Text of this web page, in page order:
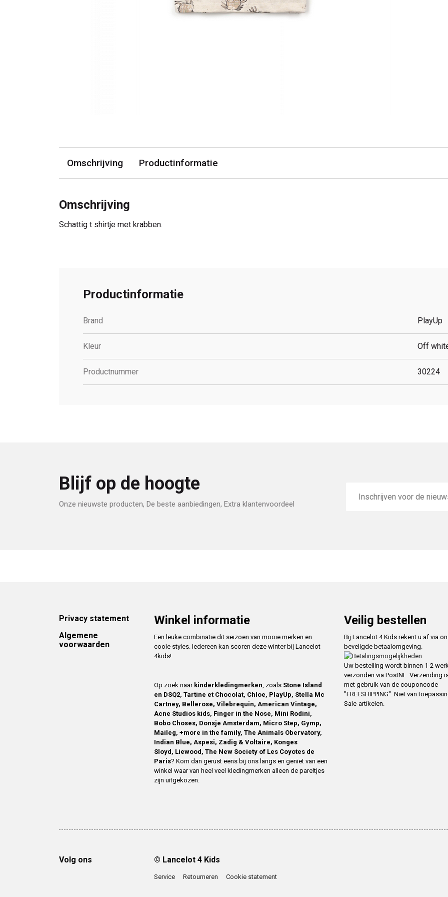
Omschrijving Productinformatie
Omschrijving
Schattig t shirtje met krabben.
Productinformatie
Brand PlayUp
Kleur Off
Productnummer 30224
Blijf op de hoogte
Onze nieuwste producten, De beste aanbiedingen, Extra klantenvoordeel
mailadres
Footer
Privacy statement
Algemene
voorwaarden
Winkel informatie
Een leuke combinatie dit seizoen van mooie merken en
coole styles. Iedereen kan scoren deze winter bij Lancelot
4kids!
Op zoek naar kinderkledingmerken , zoals Stone Island
en DSQ2, Tartine et Chocolat, Chloe, PlayUp, Stella Mc
Cartney, Bellerose, Vilebrequin, American Vintage,
Acne Studios kids, Finger in the Nose, Mini Rodini,
Bobo Choses, Donsje Amsterdam, Micro Step, Gymp,
Maileg, +more in the family, The Animals Obervatory,
Indian Blue, Aspesi, Zadig & Voltaire, Konges
Sloyd, Liewood, The New Society of Les Coyotes de
Paris? Kom dan gerust eens bij ons langs en geniet van een
winkel waar van heel veel kledingmerken alleen de pareltjes
zijn uitgekozen.
Veilig bestellen
Bij Lancelot 4 Kids rekent u af via
beveligde betaalomgeving.
Uw bestelling wordt binnen 1-2
verzonden via PostNL. Verzending
met gebruik van de couponcode
"FREESHIPPING". Niet van
Sale-artikelen.
Volg ons © Lancelot 4 Kids
Service Retourneren Cookie statement